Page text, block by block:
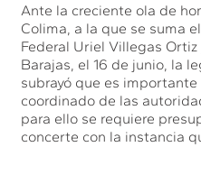
Ante la creciente ola de
Colima, a la que se suma
Federal Uriel Villegas Ortiz
Barajas, el 16 de junio, la
subrayó que es
coordinado de las
para ello se requiere
concerte con la instancia